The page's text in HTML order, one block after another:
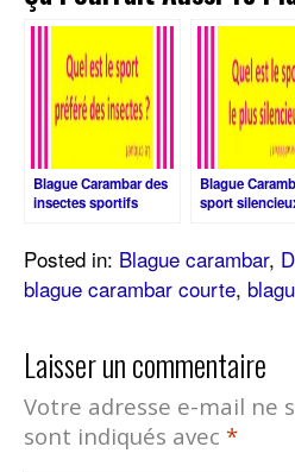
Blague Carambar des
insectes sportifs
Blague
sport
Posted in: Blague carambar,
blague carambar courte,
Laisser un commentaire
Votre adresse e-mail ne
sont indiqués avec *